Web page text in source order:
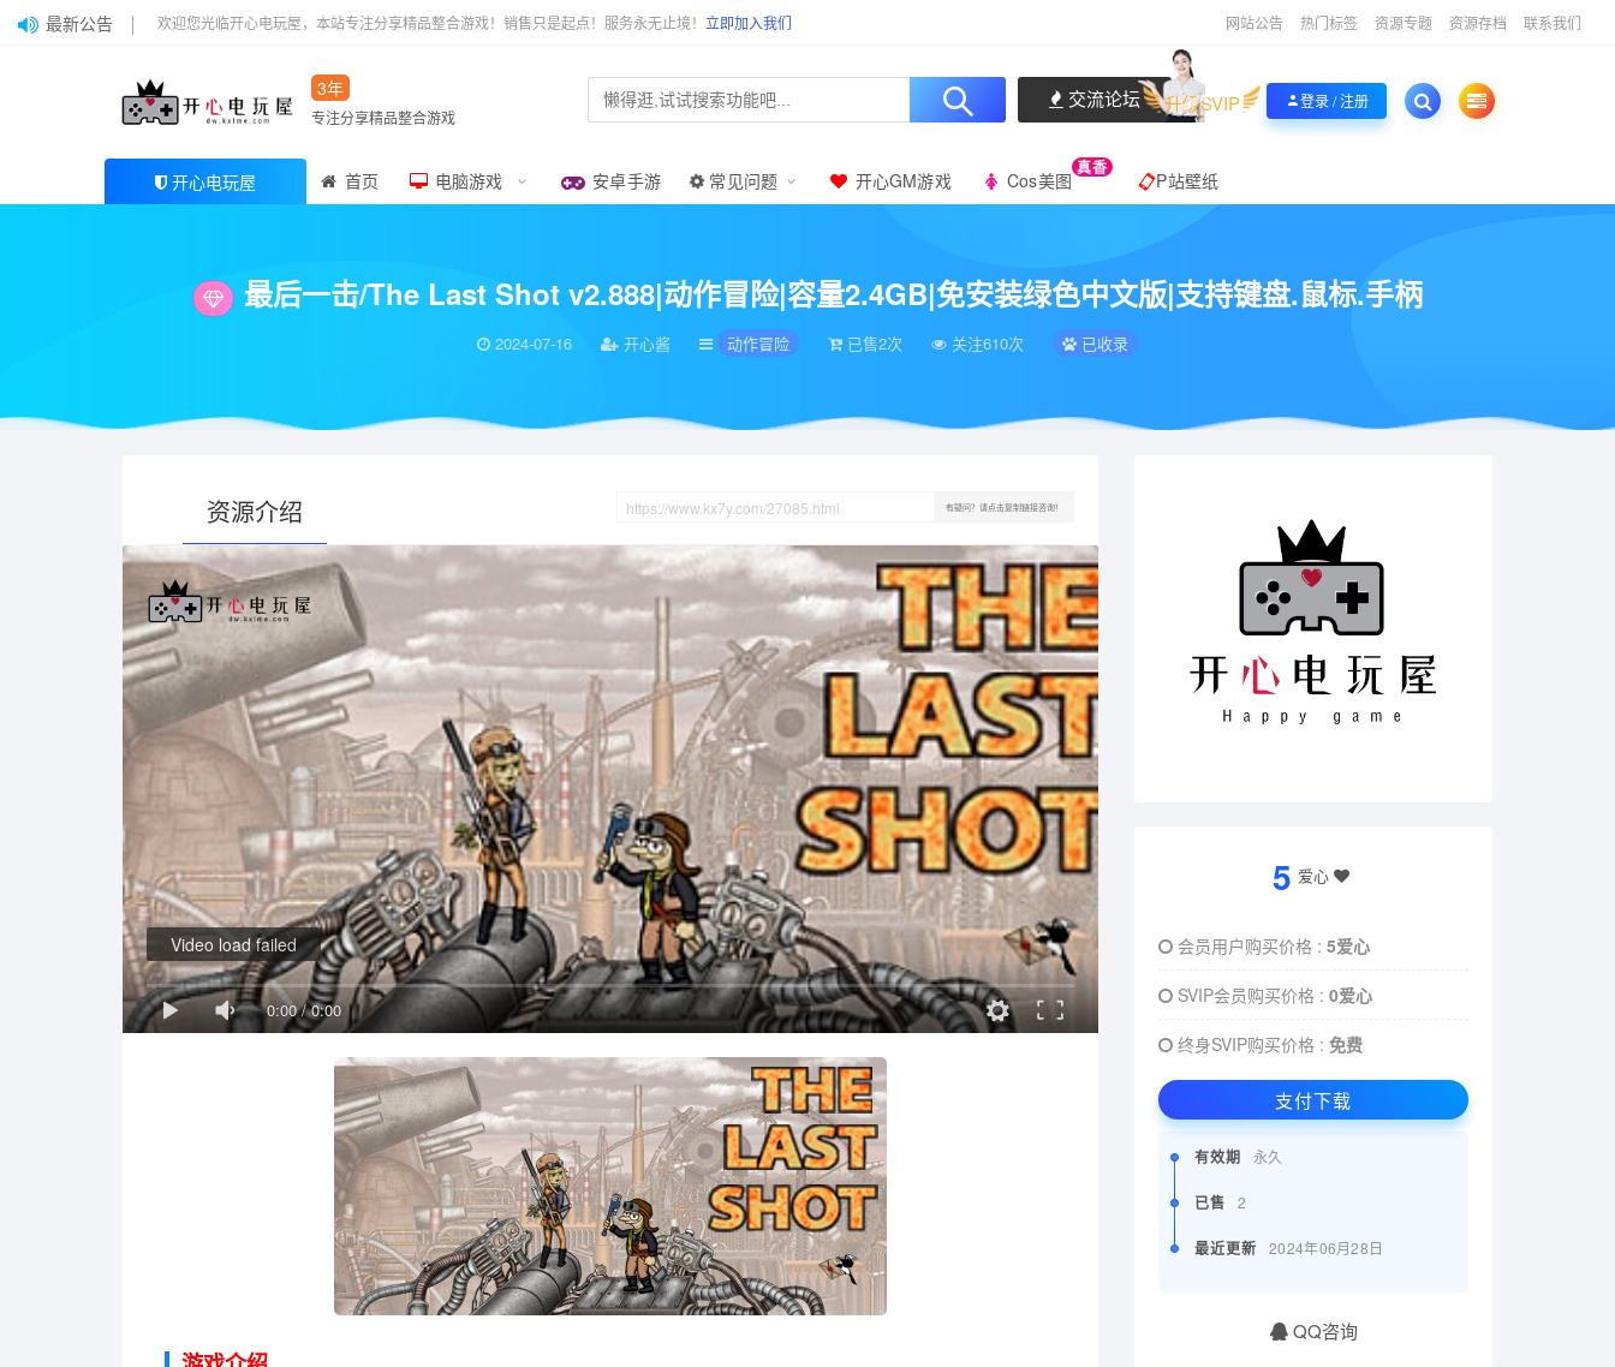
最新公告 欢迎您光临开心电玩屋，本站专注分享精品整合游戏！销售只是起点！服务永无止境！ 立即加入我们 网站公告 热门标签 资源专题 资源存档 联系我们
3年
专注分享精品整合游戏
交流论坛 升级SVIP 登录 / 注册
开心电玩屋 首页 电脑游戏 安卓手游 常见问题 开心GM游戏 Cos美图
真香
P站壁纸
开心电玩屋 > 电脑游戏 > 动作冒险 >最后一击/The Last Shot v2.888|动作冒险|容量2.4GB|免安装绿色中文版|支持键盘.鼠标.手柄
最后一击/The Last Shot v2.888|动作冒险|容量2.4GB|免安装绿色中文版|支持键盘.鼠标.手柄
2024-07-16 开心酱 动作冒险 已售2次 关注610次 已收录
资源介绍 有疑问？请点击复制链接咨询！
0:00/0:00
Video load failed
5 爱心
会员用户购买价格 :5爱心
SVIP会员购买价格 :0爱心
终身SVIP购买价格 :免费
支付下载
有效期 永久
已售 2
最近更新 2024年06月28日
QQ咨询